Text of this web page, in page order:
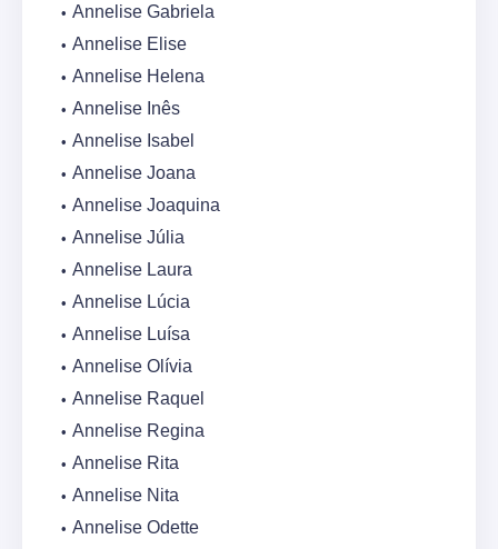
Annelise Gabriela
Annelise Elise
Annelise Helena
Annelise Inês
Annelise Isabel
Annelise Joana
Annelise Joaquina
Annelise Júlia
Annelise Laura
Annelise Lúcia
Annelise Luísa
Annelise Olívia
Annelise Raquel
Annelise Regina
Annelise Rita
Annelise Nita
Annelise Odette